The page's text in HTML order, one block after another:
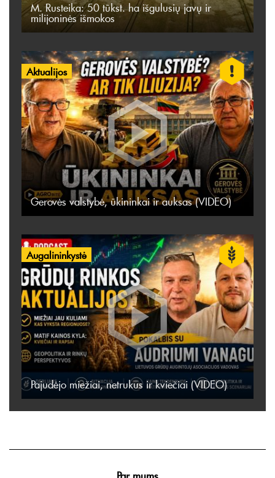
M. Rusteika: 50 tūkst. ha išgulusių javų ir
milijoninės išmokos
Aktualijos
Gerovės valstybė, ūkininkai ir auksas (VIDEO)
Augalininkystė
Pajudėjo miežiai, netrukus ir kviečiai (VIDEO)